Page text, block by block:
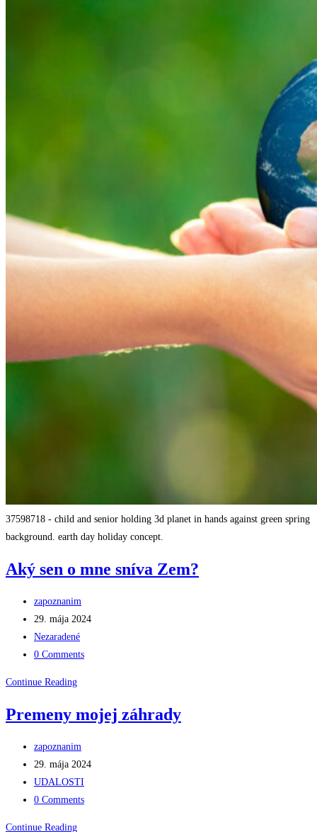
37598718 - child and senior holding 3d planet in hands against green spring
background. earth day holiday concept.
Aký sen o mne sníva Zem?
Post
author:
zapoznanim
Post
published:
29. mája 2024
Post
category:
Nezaradené
Post
0 Comments
Continue ReadingAký
o
sníva
Zem?
Premeny mojej záhrady
Post
author:
zapoznanim
Post
published:
29. mája 2024
Post
category:
UDALOSTI
Post
0 Comments
Continue ReadingPremeny